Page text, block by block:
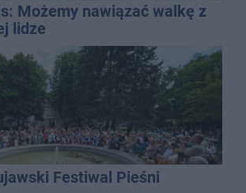
Możemy nawiązać walkę z
lidze
Festiwal Pieśni